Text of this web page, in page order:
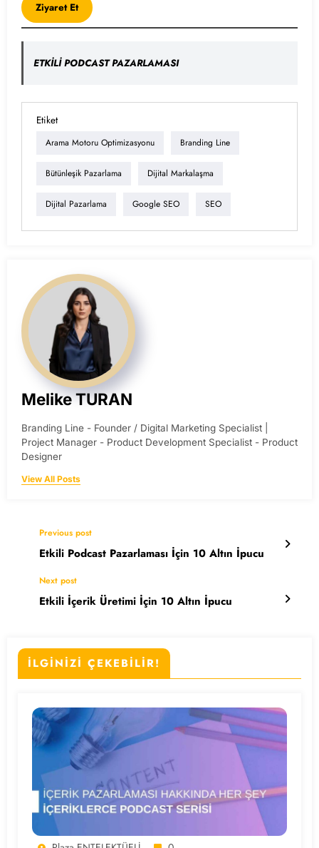
Ziyaret Et
ETKİLİ PODCAST PAZARLAMASI
Etiket
Arama Motoru Optimizasyonu Branding Line
Bütünleşik Pazarlama Dijital Markalaşma
Dijital Pazarlama Google SEO SEO
Melike TURAN
Branding Line - Founder / Digital Marketing Specialist |
Project Manager - Product Development Specialist - Product
Designer
View All Posts
Previous post
Etkili Podcast Pazarlaması İçin 10 Altın İpucu
Next post
Etkili İçerik Üretimi İçin 10 Altın İpucu
İLGİNİZİ ÇEKEBİLİR!